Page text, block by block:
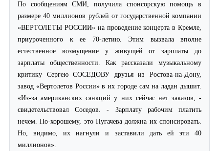
По сообщениям СМИ, получила спонсорскую помощь в
размере 40 миллионов рублей от государственной компании
«ВЕРТОЛЕТЫ РОССИИ» на проведение концерта в Кремле,
приуроченного к ее 70-летию. Этим вызвала вполне
естественное возмущение у живущей от зарплаты до
зарплаты общественности. Как рассказали музыкальному
критику Сергею СОСЕДОВУ друзья из Ростова-на-Дону,
завод «Вертолетов России» в их городе сам на ладан дышит.
«Из-за американских санкций у них сейчас нет заказов, -
свидетельствовал Соседов. - Зарплату рабочим платить
нечем. По-хорошему, это Пугачева должна их спонсировать.
Но, видимо, их нагнули и заставили дать ей эти 40
миллионов».